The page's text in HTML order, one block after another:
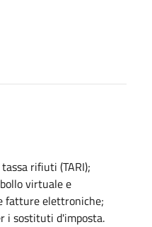
rifiuti (TARI);
virtuale e
fatture elettroniche;
i sostituti d'imposta.